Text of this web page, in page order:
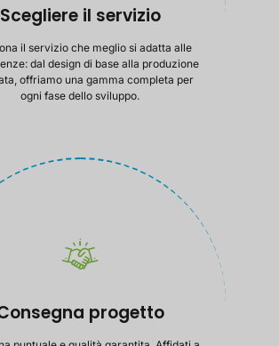
Scegliere il servizio
il servizio che meglio si adatta alle
dal design di base alla produzione
offriamo una gamma completa per
ogni fase dello sviluppo.
progetto